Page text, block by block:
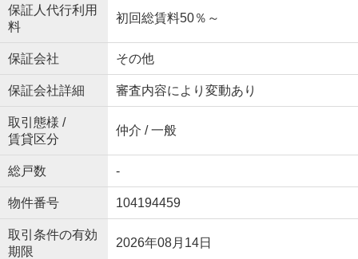
保証人代行利用
料
初回総賃料50％～
保証会社 その他
保証会社詳細 審査内容により変動あり
取引態様 /
賃貸区分
仲介 / 一般
総戸数 -
物件番号 104194459
取引条件の有効
期限
2026年08月14日